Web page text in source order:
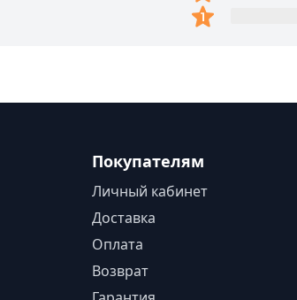
Покупателям
Личный кабинет
Доставка
Оплата
Возврат